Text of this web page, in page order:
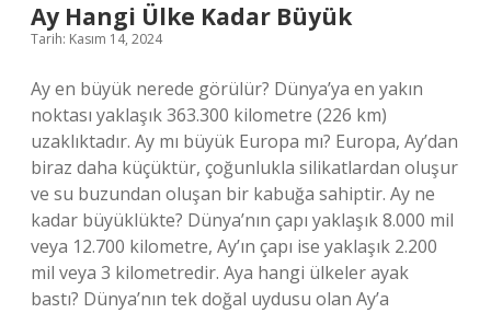
Ay Hangi Ülke Kadar Büyük
Tarih: Kasım 14, 2024
Ay en büyük nerede görülür? Dünya’ya en yakın
noktası yaklaşık 363.300 kilometre (226 km)
uzaklıktadır. Ay mı büyük Europa mı? Europa, Ay’dan
biraz daha küçüktür, çoğunlukla silikatlardan oluşur
ve su buzundan oluşan bir kabuğa sahiptir. Ay ne
kadar büyüklükte? Dünya’nın çapı yaklaşık 8.000 mil
veya 12.700 kilometre, Ay’ın çapı ise yaklaşık 2.200
mil veya 3 kilometredir. Aya hangi ülkeler ayak
bastı? Dünya’nın tek doğal uydusu olan Ay’a